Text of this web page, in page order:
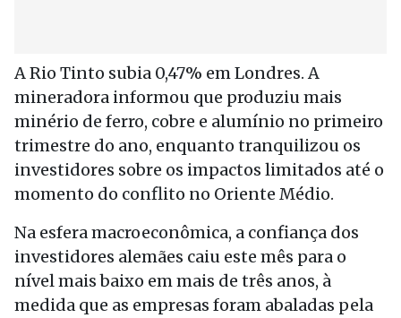
A Rio Tinto subia 0,47% em Londres. A
mineradora informou que produziu mais
minério de ferro, cobre e alumínio no primeiro
trimestre do ano, enquanto tranquilizou os
investidores sobre os impactos limitados até o
momento do conflito no Oriente Médio.
Na esfera macroeconômica, a confiança dos
investidores alemães caiu este mês para o
nível mais baixo em mais de três anos, à
medida que as empresas foram abaladas pela